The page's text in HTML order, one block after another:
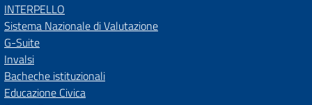
INTERPELLO
Sistema Nazionale di Valutazione
G-Suite
Invalsi
Bacheche istituzionali
Educazione Civica